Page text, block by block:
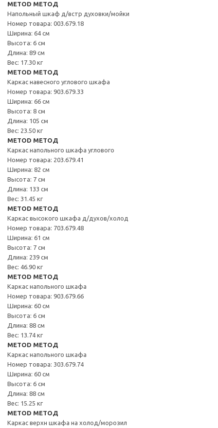
METOD МЕТОД
Напольный шкаф д/встр духовки/мойки
Номер товара: 003.679.18
Ширина: 64 см
Высота: 6 см
Длина: 89 см
Вес: 17.30 кг
METOD МЕТОД
Каркас навесного углового шкафа
Номер товара: 903.679.33
Ширина: 66 см
Высота: 8 см
Длина: 105 см
Вес: 23.50 кг
METOD МЕТОД
Каркас напольного шкафа углового
Номер товара: 203.679.41
Ширина: 82 см
Высота: 7 см
Длина: 133 см
Вес: 31.45 кг
METOD МЕТОД
Каркас высокого шкафа д/духов/холод
Номер товара: 703.679.48
Ширина: 61 см
Высота: 7 см
Длина: 239 см
Вес: 46.90 кг
METOD МЕТОД
Каркас напольного шкафа
Номер товара: 903.679.66
Ширина: 60 см
Высота: 6 см
Длина: 88 см
Вес: 13.74 кг
METOD МЕТОД
Каркас напольного шкафа
Номер товара: 303.679.74
Ширина: 60 см
Высота: 6 см
Длина: 88 см
Вес: 15.25 кг
METOD МЕТОД
Каркас верхн шкафа на холод/морозил